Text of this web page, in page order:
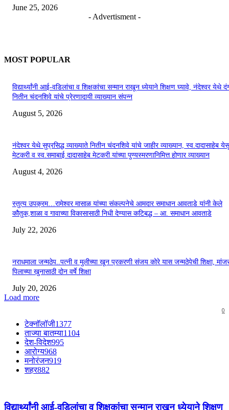
June 25, 2026
- Advertisment -
MOST POPULAR
विद्यार्थ्यांनी आई-वडिलांचा व शिक्षकांचा सन्मान राखून ध्येयाने शिक्षण घ्यावे, नंदेश्वर येथे
नितीन चंदनशिवे यांचे प्रेरणादायी व्याख्यान संपन्न
August 5, 2026
नंदेश्वर येथे सुप्रसिद्ध व्याख्याते नितीन चंदनशिवे यांचे जाहीर व्याख्यान, स्व.दादासाहेब येसू
मेटकरी व स्व.समाबाई दादासाहेब मेटकरी यांच्या पुण्यस्मरणानिमित्त होणार व्याख्यान
August 4, 2026
स्तुत्य उपक्रम…रामेश्वर मासाळ यांच्या संकल्पनेचे आमदार समाधान आवताडे यांनी केले
कौतुक,शाळा व गावाच्या विकासासाठी निधी देण्यास कटिबद्ध – आ. समाधान आवताडे
July 22, 2026
नराधमाला जन्मठेप..पत्नी व मुलीच्या खून प्रकरणी संजय कोरे यास जन्मठेपेची शिक्षा,
पिलाच्या खुनासाठी दोन वर्षे शिक्षा
July 20, 2026
Load more
0
टेक्नॉलॉजी1377
ताज्या बातम्या1104
देश-विदेश995
आरोग्य968
मनोरंजन919
शहर882
विद्यार्थ्यांनी आई-वडिलांचा व शिक्षकांचा सन्मान राखून ध्येयाने शिक्षण